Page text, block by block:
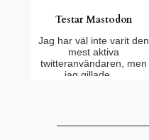
Testar Mastodon
Jag har väl inte varit den
mest aktiva
twitteranvändaren, men
jag gillade …